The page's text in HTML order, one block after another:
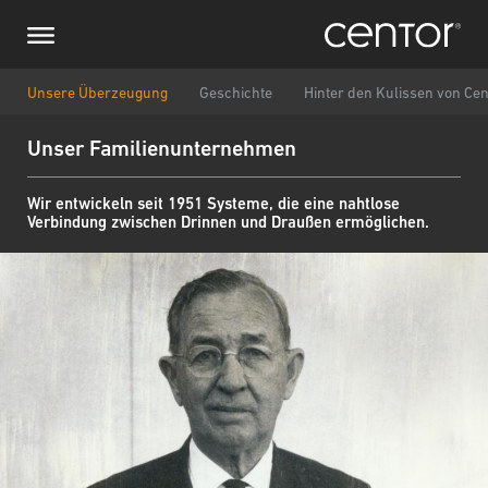
zum
Inhalt
Unsere Überzeugung Geschichte Hinter den Kulissen von
Unser Familienunternehmen
Wir entwickeln seit 1951 Systeme, die eine nahtlose
Verbindung zwischen Drinnen und Draußen ermöglichen.
Stellen Sie eine Anfrage
Telefonnummer
Email
DACH und BeNeLux
Nordamerika